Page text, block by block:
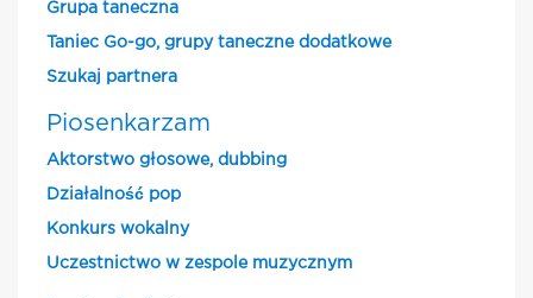
Grupa taneczna
Taniec Go-go, grupy taneczne dodatkowe
Szukaj partnera
Piosenkarzam
Aktorstwo głosowe, dubbing
Działalność pop
Konkurs wokalny
Uczestnictwo w zespole muzycznym